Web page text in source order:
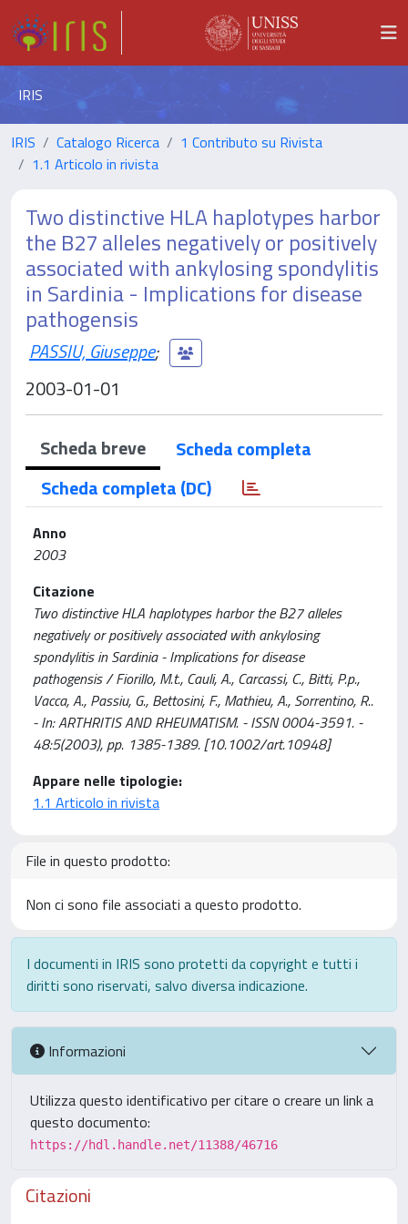
IRIS
IRIS Catalogo Ricerca
1 Contributo su Rivista
1.1 Articolo in rivista
Two distinctive HLA haplotypes harbor
the B27 alleles negatively or positively
associated with ankylosing spondylitis
in Sardinia - Implications for disease
pathogensis
PASSIU, Giuseppe;
2003-01-01
Scheda breve
Scheda completa
Scheda completa (DC)
Anno
2003
Citazione
Two distinctive HLA haplotypes harbor the B27 alleles
negatively or positively associated with ankylosing
spondylitis in Sardinia - Implications for disease
pathogensis / Fiorillo, M.t., Cauli, A., Carcassi, C., Bitti, P.p.,
Vacca, A., Passiu, G., Bettosini, F., Mathieu, A., Sorrentino, R..
- In: ARTHRITIS AND RHEUMATISM. - ISSN 0004-3591. -
48:5(2003), pp. 1385-1389. [10.1002/art.10948]
Appare nelle tipologie:
1.1 Articolo in rivista
File in questo prodotto:
Non ci sono file associati a questo prodotto.
I documenti in IRIS sono protetti da copyright e tutti i
diritti sono riservati, salvo diversa indicazione.
Informazioni
Utilizza questo identificativo per citare o creare un link a
questo documento:
https://hdl.handle.net/11388/46716
Citazioni